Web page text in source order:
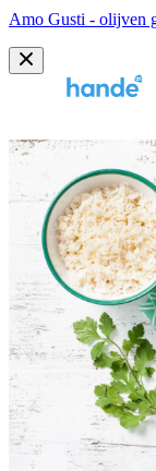
Amo Gusti - olijven